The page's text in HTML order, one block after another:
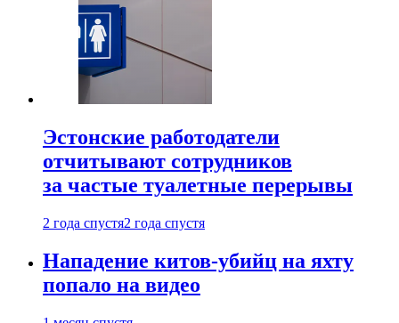
Эстонские работодатели
отчитывают сотрудников
за частые туалетные перерывы
2 года спустя2 года спустя
Нападение китов-убийц на яхту
попало на видео